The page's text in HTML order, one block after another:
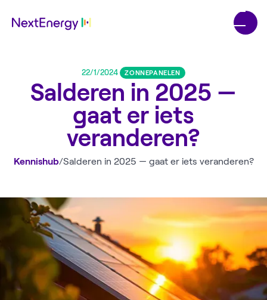
22/1/2024 ZONNEPANELEN
Salderen in 2025 —
gaat er iets
veranderen?
Kennishub/Salderen in 2025 — gaat er iets veranderen?